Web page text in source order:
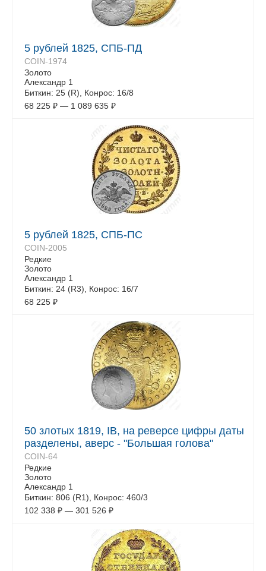
5 рублей 1825, СПБ-ПД
COIN-1974
Золото
Александр 1
Биткин: 25 (R), Конрос: 16/8
68 225 ₽ — 1 089 635 ₽
5 рублей 1825, СПБ-ПС
COIN-2005
Редкие
Золото
Александр 1
Биткин: 24 (R3), Конрос: 16/7
68 225 ₽
50 злотых 1819, IB, на реверсе цифры даты
разделены, аверс - "Большая голова"
COIN-64
Редкие
Золото
Александр 1
Биткин: 806 (R1), Конрос: 460/3
102 338 ₽ — 301 526 ₽